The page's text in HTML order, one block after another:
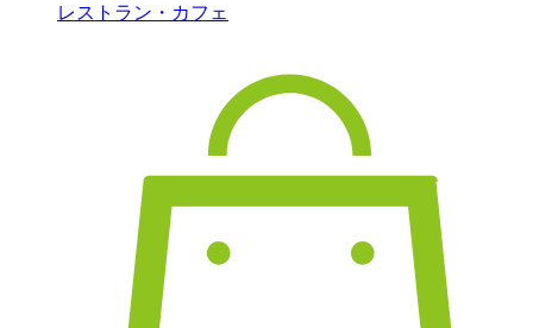
レストラン・カフェ